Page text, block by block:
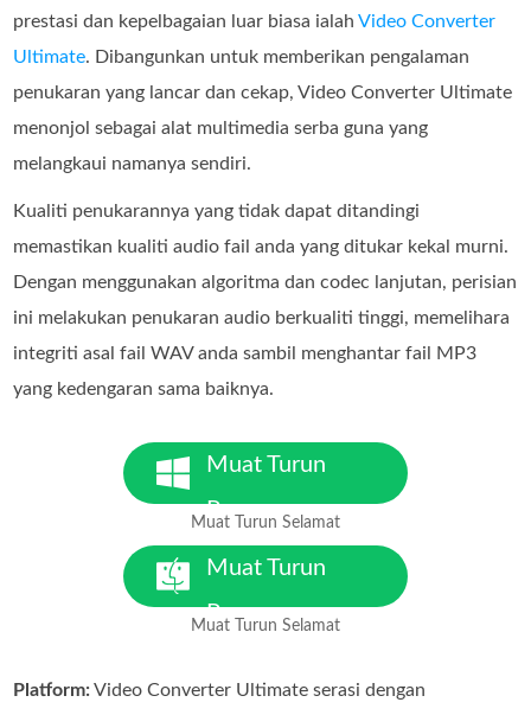
prestasi dan kepelbagaian luar biasa ialahVideo Converter
Ultimate. Dibangunkan untuk memberikan pengalaman
penukaran yang lancar dan cekap, Video Converter Ultimate
menonjol sebagai alat multimedia serba guna yang
melangkaui namanya sendiri.
Kualiti penukarannya yang tidak dapat ditandingi
memastikan kualiti audio fail anda yang ditukar kekal murni.
Dengan menggunakan algoritma dan codec lanjutan, perisian
ini melakukan penukaran audio berkualiti tinggi, memelihara
integriti asal fail WAV anda sambil menghantar fail MP3
yang kedengaran sama baiknya.
Muat Turun
Percuma
Muat Turun Selamat
Muat Turun
Percuma
Muat Turun Selamat
Platform:Video Converter Ultimate serasi dengan